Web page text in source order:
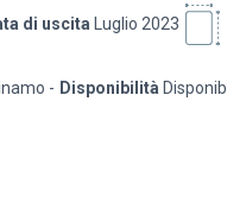
di uscita Luglio 2023
Disponibilità